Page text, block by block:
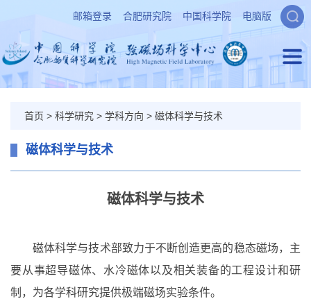
邮箱登录 合肥研究院 中国科学院 电脑版
首页 > 科学研究 > 学科方向 > 磁体科学与技术
磁体科学与技术
磁体科学与技术
磁体科学与技术部致力于不断创造更高的稳态磁场，主
要从事超导磁体、水冷磁体以及相关装备的工程设计和研
制，为各学科研究提供极端磁场实验条件。